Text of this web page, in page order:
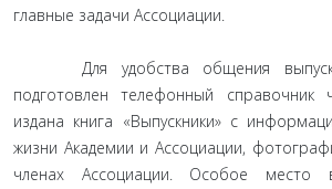
главные задачи Ассоциации.
Для удобства общения
подготовлен телефонный справочник
издана книга «Выпускники» с
жизни Академии и Ассоциации,
членах Ассоциации. Особое место